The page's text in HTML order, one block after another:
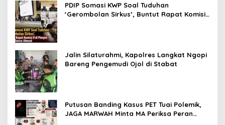
PDIP Somasi KWP Soal Tuduhan
‘Gerombolan Sirkus’, Buntut Rapat Komisi
Jalin Silaturahmi, Kapolres Langkat Ngopi
Bareng Pengemudi Ojol di Stabat
Putusan Banding Kasus PET Tuai Polemik,
JAGA MARWAH Minta MA Periksa Peran